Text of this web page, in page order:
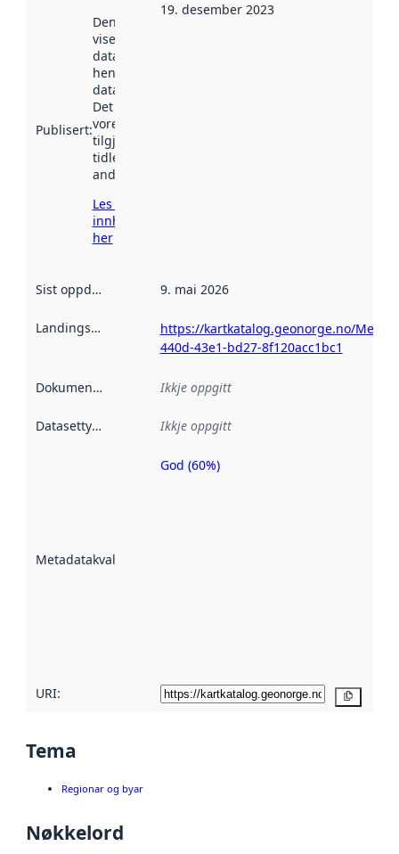
Publisert:
Denne datoen
viser når
datasettet vart
henta inn av
data.norge.no.
Det kan ha
vore
tilgjengeleg
tidlegare
andre stader.
Les meir om
innhenting
her
19. desember 2023
Sist oppdatert 9. mai 2026
Landingsside
https://kartkatalog.geonorge.no/
440d-43e1-bd27-8f120acc1bc1
Dokumentasjon Ikkje oppgitt
Datasettype Ikkje oppgitt
Metadatakvalitet
Metadatakvalitet
God (60%)
URI:
Tema
Regionar og byar
Nøkkelord